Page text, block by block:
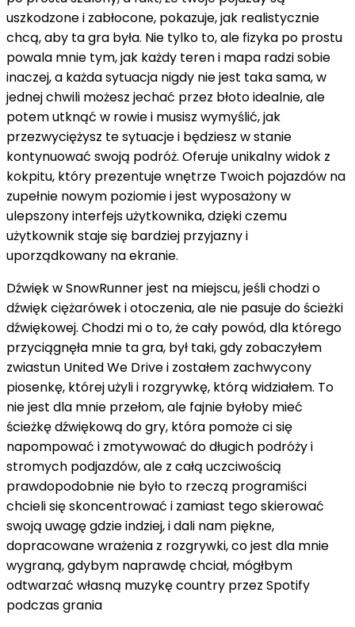
uszkodzone i zabłocone, pokazuje, jak realistycznie
chcą, aby ta gra była. Nie tylko to, ale fizyka po prostu
powala mnie tym, jak każdy teren i mapa radzi sobie
inaczej, a każda sytuacja nigdy nie jest taka sama, w
jednej chwili możesz jechać przez błoto idealnie, ale
potem utknąć w rowie i musisz wymyślić, jak
przezwyciężysz te sytuacje i będziesz w stanie
kontynuować swoją podróż. Oferuje unikalny widok z
kokpitu, który prezentuje wnętrze Twoich pojazdów na
zupełnie nowym poziomie i jest wyposażony w
ulepszony interfejs użytkownika, dzięki czemu
użytkownik staje się bardziej przyjazny i
uporządkowany na ekranie.
Dźwięk w SnowRunner jest na miejscu, jeśli chodzi o
dźwięk ciężarówek i otoczenia, ale nie pasuje do ścieżki
dźwiękowej. Chodzi mi o to, że cały powód, dla którego
przyciągnęła mnie ta gra, był taki, gdy zobaczyłem
zwiastun United We Drive i zostałem zachwycony
piosenkę, której użyli i rozgrywkę, którą widziałem. To
nie jest dla mnie przełom, ale fajnie byłoby mieć
ścieżkę dźwiękową do gry, która pomoże ci się
napompować i zmotywować do długich podróży i
stromych podjazdów, ale z całą uczciwością
prawdopodobnie nie było to rzeczą programiści
chcieli się skoncentrować i zamiast tego skierować
swoją uwagę gdzie indziej, i dali nam piękne,
dopracowane wrażenia z rozgrywki, co jest dla mnie
wygraną, gdybym naprawdę chciał, mógłbym
odtwarzać własną muzykę country przez Spotify
podczas grania